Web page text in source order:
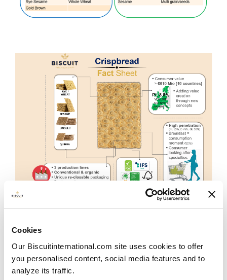
Cookies
Our Biscuitinternational.com site uses cookies to offer
you personalised content, social media features and to
analyze its traffic.
Mercado
El mercado del crispbread es enorme con > 610M de
medimos (Nielsen/IRI) frecuentemente. Alemania y
Suecia son los dos países donde más se consume.